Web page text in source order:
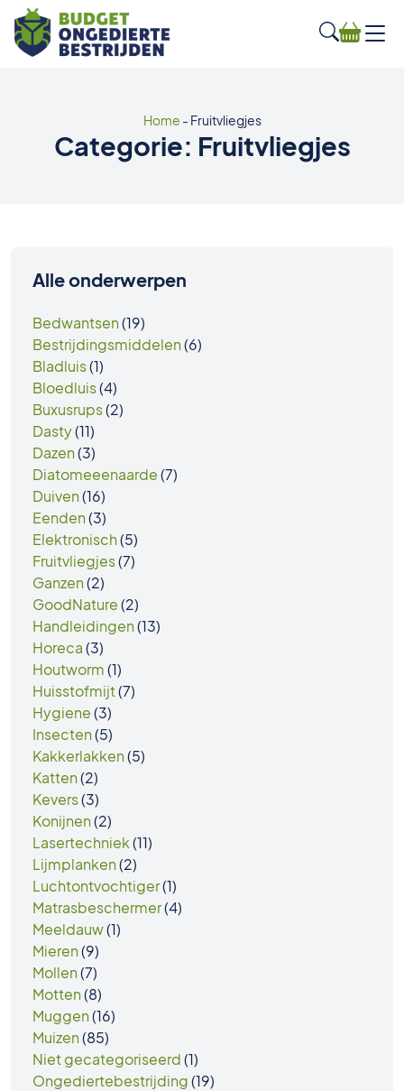
Home - Fruitvliegjes
Categorie: Fruitvliegjes
Alle onderwerpen
Bedwantsen(19)
Bestrijdingsmiddelen(6)
Bladluis(1)
Bloedluis(4)
Buxusrups(2)
Dasty(11)
Dazen(3)
Diatomeeenaarde(7)
Duiven(16)
Eenden(3)
Elektronisch(5)
Fruitvliegjes(7)
Ganzen(2)
GoodNature(2)
Handleidingen(13)
Horeca(3)
Houtworm(1)
Huisstofmijt(7)
Hygiene(3)
Insecten(5)
Kakkerlakken(5)
Katten(2)
Kevers(3)
Konijnen(2)
Lasertechniek(11)
Lijmplanken(2)
Luchtontvochtiger(1)
Matrasbeschermer(4)
Meeldauw(1)
Mieren(9)
Mollen(7)
Motten(8)
Muggen(16)
Muizen(85)
Niet gecategoriseerd(1)
Ongediertebestrijding(19)